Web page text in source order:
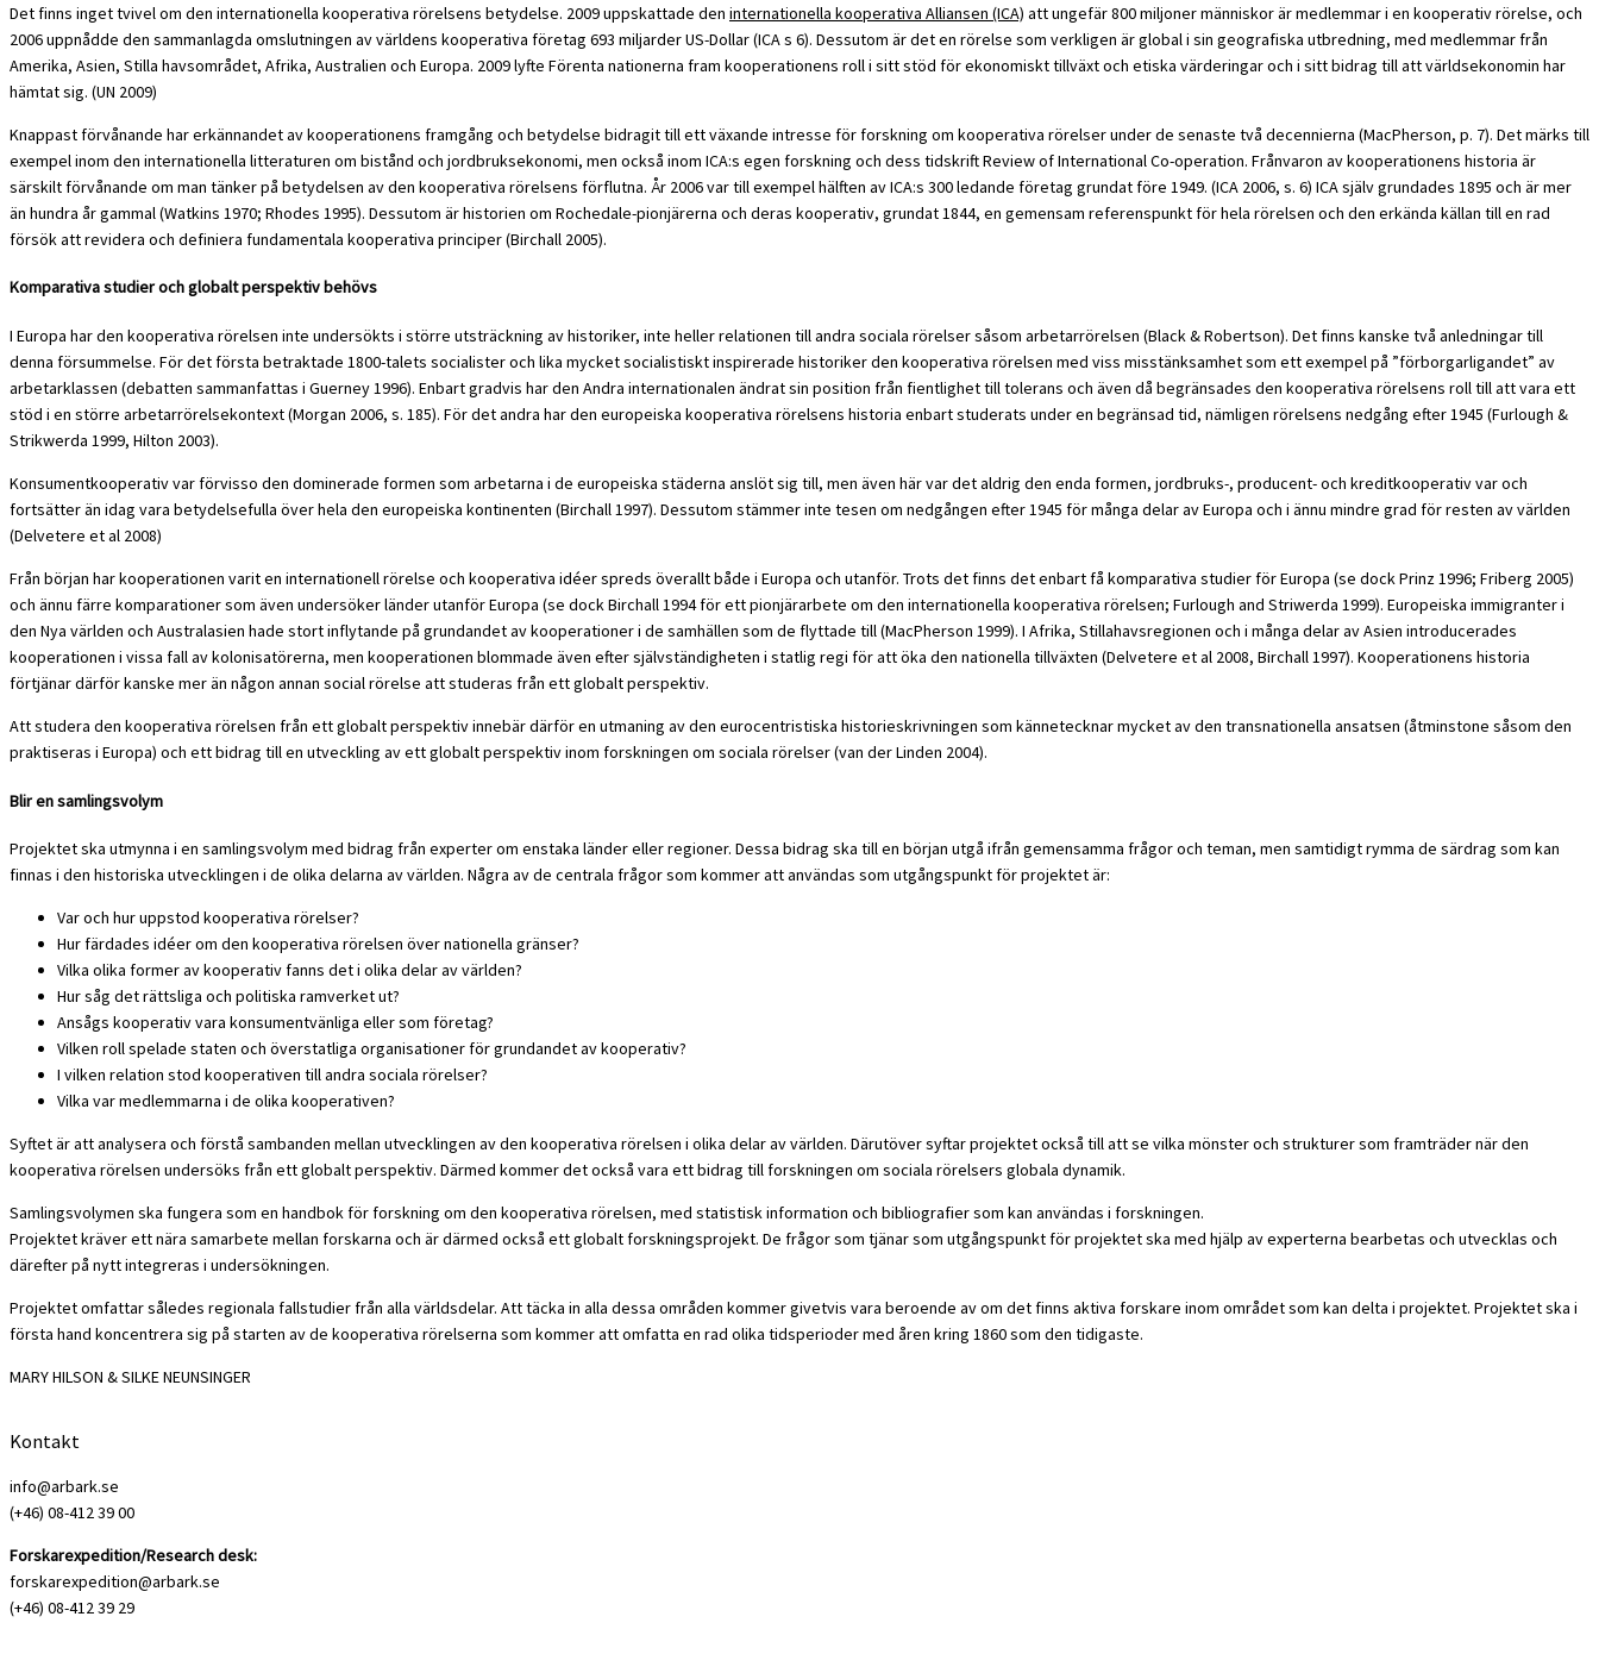
Det finns inget tvivel om den internationella kooperativa rörelsens betydelse. 2009 uppskattade den internationella kooperativa Alliansen (ICA) att ungefär 800 miljoner människor är medlemmar i en kooperativ rörelse, och
2006 uppnådde den sammanlagda omslutningen av världens kooperativa företag 693 miljarder US-Dollar (ICA s 6). Dessutom är det en rörelse som verkligen är global i sin geografiska utbredning, med medlemmar från
Amerika, Asien, Stilla havsområdet, Afrika, Australien och Europa. 2009 lyfte Förenta nationerna fram kooperationens roll i sitt stöd för ekonomiskt tillväxt och etiska värderingar och i sitt bidrag till att världsekonomin har
hämtat sig. (UN 2009)
Knappast förvånande har erkännandet av kooperationens framgång och betydelse bidragit till ett växande intresse för forskning om kooperativa rörelser under de senaste två decennierna (MacPherson, p. 7). Det märks till
exempel inom den internationella litteraturen om bistånd och jordbruksekonomi, men också inom ICA:s egen forskning och dess tidskrift Review of International Co-operation. Frånvaron av kooperationens historia är
särskilt förvånande om man tänker på betydelsen av den kooperativa rörelsens förflutna. År 2006 var till exempel hälften av ICA:s 300 ledande företag grundat före 1949. (ICA 2006, s. 6) ICA själv grundades 1895 och är mer
än hundra år gammal (Watkins 1970; Rhodes 1995). Dessutom är historien om Rochedale-pionjärerna och deras kooperativ, grundat 1844, en gemensam referenspunkt för hela rörelsen och den erkända källan till en rad
försök att revidera och definiera fundamentala kooperativa principer (Birchall 2005).
Komparativa studier och globalt perspektiv behövs
I Europa har den kooperativa rörelsen inte undersökts i större utsträckning av historiker, inte heller relationen till andra sociala rörelser såsom arbetarrörelsen (Black & Robertson). Det finns kanske två anledningar till
denna försummelse. För det första betraktade 1800-talets socialister och lika mycket socialistiskt inspirerade historiker den kooperativa rörelsen med viss misstänksamhet som ett exempel på ”förborgarligandet” av
arbetarklassen (debatten sammanfattas i Guerney 1996). Enbart gradvis har den Andra internationalen ändrat sin position från fientlighet till tolerans och även då begränsades den kooperativa rörelsens roll till att vara ett
stöd i en större arbetarrörelsekontext (Morgan 2006, s. 185). För det andra har den europeiska kooperativa rörelsens historia enbart studerats under en begränsad tid, nämligen rörelsens nedgång efter 1945 (Furlough &
Strikwerda 1999, Hilton 2003).
Konsumentkooperativ var förvisso den dominerade formen som arbetarna i de europeiska städerna anslöt sig till, men även här var det aldrig den enda formen, jordbruks-, producent- och kreditkooperativ var och
fortsätter än idag vara betydelsefulla över hela den europeiska kontinenten (Birchall 1997). Dessutom stämmer inte tesen om nedgången efter 1945 för många delar av Europa och i ännu mindre grad för resten av världen
(Delvetere et al 2008)
Från början har kooperationen varit en internationell rörelse och kooperativa idéer spreds överallt både i Europa och utanför. Trots det finns det enbart få komparativa studier för Europa (se dock Prinz 1996; Friberg 2005)
och ännu färre komparationer som även undersöker länder utanför Europa (se dock Birchall 1994 för ett pionjärarbete om den internationella kooperativa rörelsen; Furlough and Striwerda 1999). Europeiska immigranter i
den Nya världen och Australasien hade stort inflytande på grundandet av kooperationer i de samhällen som de flyttade till (MacPherson 1999). I Afrika, Stillahavsregionen och i många delar av Asien introducerades
kooperationen i vissa fall av kolonisatörerna, men kooperationen blommade även efter självständigheten i statlig regi för att öka den nationella tillväxten (Delvetere et al 2008, Birchall 1997). Kooperationens historia
förtjänar därför kanske mer än någon annan social rörelse att studeras från ett globalt perspektiv.
Att studera den kooperativa rörelsen från ett globalt perspektiv innebär därför en utmaning av den eurocentristiska historieskrivningen som kännetecknar mycket av den transnationella ansatsen (åtminstone såsom den
praktiseras i Europa) och ett bidrag till en utveckling av ett globalt perspektiv inom forskningen om sociala rörelser (van der Linden 2004).
Blir en samlingsvolym
Projektet ska utmynna i en samlingsvolym med bidrag från experter om enstaka länder eller regioner. Dessa bidrag ska till en början utgå ifrån gemensamma frågor och teman, men samtidigt rymma de särdrag som kan
finnas i den historiska utvecklingen i de olika delarna av världen. Några av de centrala frågor som kommer att användas som utgångspunkt för projektet är:
Var och hur uppstod kooperativa rörelser?
Hur färdades idéer om den kooperativa rörelsen över nationella gränser?
Vilka olika former av kooperativ fanns det i olika delar av världen?
Hur såg det rättsliga och politiska ramverket ut?
Ansågs kooperativ vara konsumentvänliga eller som företag?
Vilken roll spelade staten och överstatliga organisationer för grundandet av kooperativ?
I vilken relation stod kooperativen till andra sociala rörelser?
Vilka var medlemmarna i de olika kooperativen?
Syftet är att analysera och förstå sambanden mellan utvecklingen av den kooperativa rörelsen i olika delar av världen. Därutöver syftar projektet också till att se vilka mönster och strukturer som framträder när den
kooperativa rörelsen undersöks från ett globalt perspektiv. Därmed kommer det också vara ett bidrag till forskningen om sociala rörelsers globala dynamik.
Samlingsvolymen ska fungera som en handbok för forskning om den kooperativa rörelsen, med statistisk information och bibliografier som kan användas i forskningen.
Projektet kräver ett nära samarbete mellan forskarna och är därmed också ett globalt forskningsprojekt. De frågor som tjänar som utgångspunkt för projektet ska med hjälp av experterna bearbetas och utvecklas och
därefter på nytt integreras i undersökningen.
Projektet omfattar således regionala fallstudier från alla världsdelar. Att täcka in alla dessa områden kommer givetvis vara beroende av om det finns aktiva forskare inom området som kan delta i projektet. Projektet ska i
första hand koncentrera sig på starten av de kooperativa rörelserna som kommer att omfatta en rad olika tidsperioder med åren kring 1860 som den tidigaste.
MARY HILSON & SILKE NEUNSINGER
Kontakt
info@arbark.se
(+46) 08-412 39 00
Forskarexpedition/Research desk:
forskarexpedition@arbark.se
(+46) 08-412 39 29